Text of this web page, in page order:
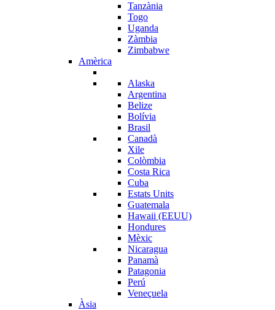
Tanzània
Togo
Uganda
Zàmbia
Zimbabwe
Amèrica
Alaska
Argentina
Belize
Bolívia
Brasil
Canadà
Xile
Colòmbia
Costa Rica
Cuba
Estats Units
Guatemala
Hawaii (EEUU)
Hondures
Mèxic
Nicaragua
Panamà
Patagonia
Perú
Veneçuela
Àsia